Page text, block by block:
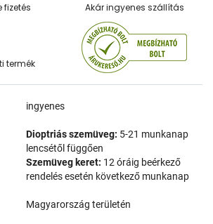
fizetés Akár ingyenes szállítás
termék
ingyenes
Dioptriás szemüveg: 5-21 munkanap
lencsétől függően
Szemüveg keret: 12 óráig beérkező
rendelés esetén következő munkanap
Magyarország területén